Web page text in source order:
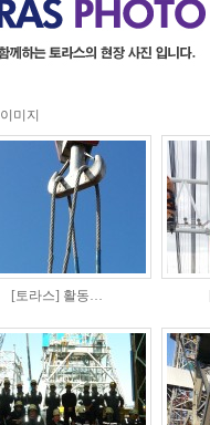
이미지
[토라스] 활동…